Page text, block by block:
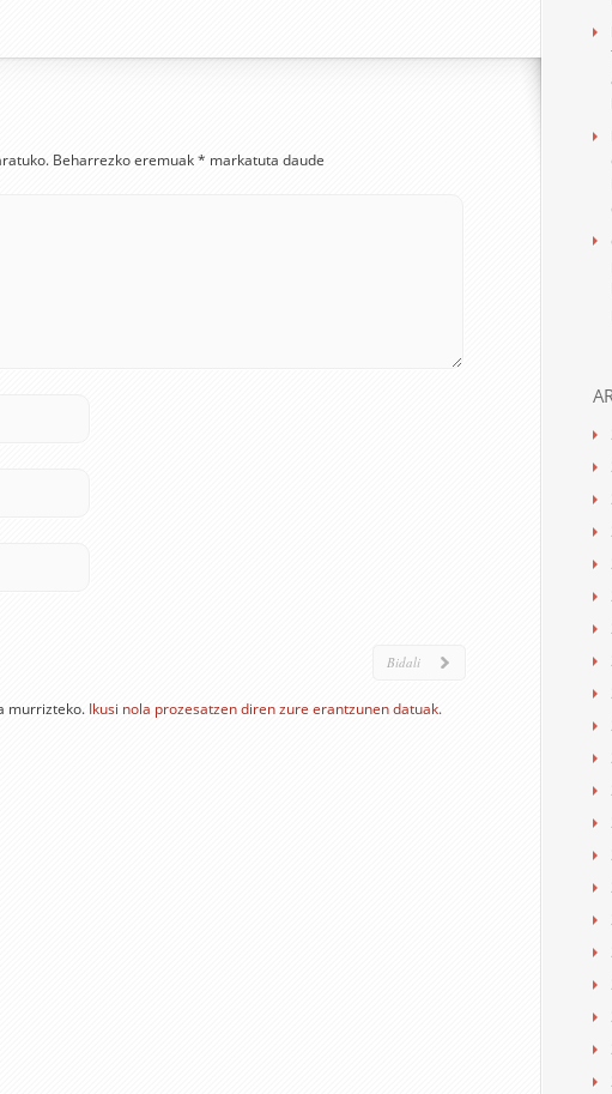
Beharrezko eremuak* markatuta daude
murrizteko. Ikusi nola prozesatzen diren zure erantzunen datuak.